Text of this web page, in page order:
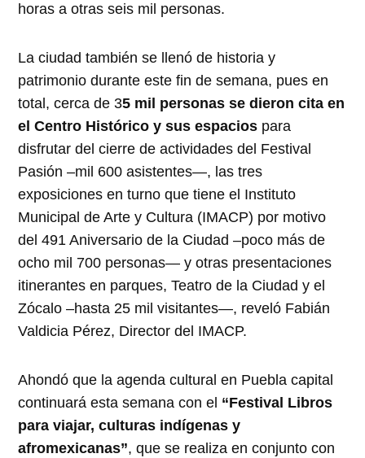
horas a otras seis mil personas.
La ciudad también se llenó de historia y
patrimonio durante este fin de semana, pues en
total, cerca de 35 mil personas se dieron cita en
el Centro Histórico y sus espacios para
disfrutar del cierre de actividades del Festival
Pasión –mil 600 asistentes—, las tres
exposiciones en turno que tiene el Instituto
Municipal de Arte y Cultura (IMACP) por motivo
del 491 Aniversario de la Ciudad –poco más de
ocho mil 700 personas— y otras presentaciones
itinerantes en parques, Teatro de la Ciudad y el
Zócalo –hasta 25 mil visitantes—, reveló Fabián
Valdicia Pérez, Director del IMACP.
Ahondó que la agenda cultural en Puebla capital
continuará esta semana con el “Festival Libros
para viajar, culturas indígenas y
afromexicanas”, que se realiza en conjunto con